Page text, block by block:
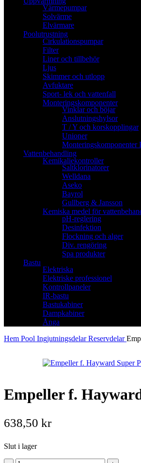
Värmepumpar
Solvärme
Elvärmare
Poolutrustning
Cirkulationspumpar
Filter
Liner och tillbehör
Ljus
Skimmer och utlopp
Avfuktare
Sport- lek och vattenfall
Monteringskomponenter
Vinklar och böjar
Anslutningshylsor
T / Y och korskopplingar
Unioner
Monteringskomponenter
Vattenbehandling
Kemikaliekontroller
Saltklorinatorer
Welldana
Aseko
Bayrol
Gullberg & Jansson
Kemiska medel för
pH-reglering
Desinfektion
Flockning och alger
Div. rengöring
Spa produkter
Bastu
Elektriska
Elektriske professionel
Kontrollpaneler
IR-bastu
Bastukabiner
Dampkabiner
Ånga
Hem Pool IngjutningsdelarReservdelar
Empeller f.
638,50 kr
Slut i lager